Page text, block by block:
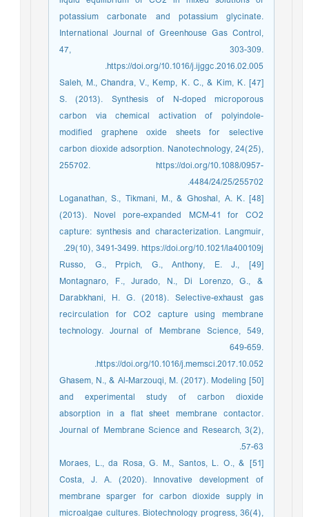
potassium carbonate and potassium glycinate.
International Journal of Greenhouse Gas Control,
47, 303-309.
https://doi.org/10.1016/j.ijggc.2016.02.005.
[47] Saleh, M., Chandra, V., Kemp, K. C., & Kim, K.
S. (2013). Synthesis of N-doped microporous
carbon via chemical activation of polyindole-
modified graphene oxide sheets for selective
carbon dioxide adsorption. Nanotechnology, 24(25),
255702. https://doi.org/10.1088/0957-
4484/24/25/255702.
[48] Loganathan, S., Tikmani, M., & Ghoshal, A. K.
(2013). Novel pore-expanded MCM-41 for CO2
capture: synthesis and characterization. Langmuir,
29(10), 3491-3499. https://doi.org/10.1021/la400109j.
[49] Russo, G., Prpich, G., Anthony, E. J.,
Montagnaro, F., Jurado, N., Di Lorenzo, G., &
Darabkhani, H. G. (2018). Selective-exhaust gas
recirculation for CO2 capture using membrane
technology. Journal of Membrane Science, 549,
649-659.
https://doi.org/10.1016/j.memsci.2017.10.052.
[50] Ghasem, N., & Al-Marzouqi, M. (2017). Modeling
and experimental study of carbon dioxide
absorption in a flat sheet membrane contactor.
Journal of Membrane Science and Research, 3(2),
57-63.
[51] Moraes, L., da Rosa, G. M., Santos, L. O., &
Costa, J. A. (2020). Innovative development of
membrane sparger for carbon dioxide supply in
microalgae cultures. Biotechnology progress, 36(4),